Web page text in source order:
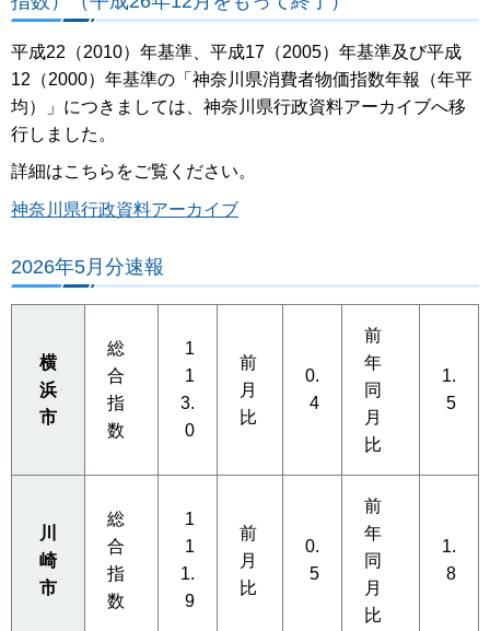
平成22（2010）年基準、平成17（2005）年基準及び平成
12（2000）年基準の「神奈川県消費者物価指数年報（年平
均）」につきましては、神奈川県行政資料アーカイブへ移
行しました。
詳細はこちらをご覧ください。
神奈川県行政資料アーカイブ
2026年5月分速報
横
浜
市
総
合
指
数
1
1
3.
0
前
月
比
0.
4
前
年
同
月
比
1.
5
川
崎
市
総
合
指
数
1
1
1.
9
前
月
比
0.
5
前
年
同
月
比
1.
8